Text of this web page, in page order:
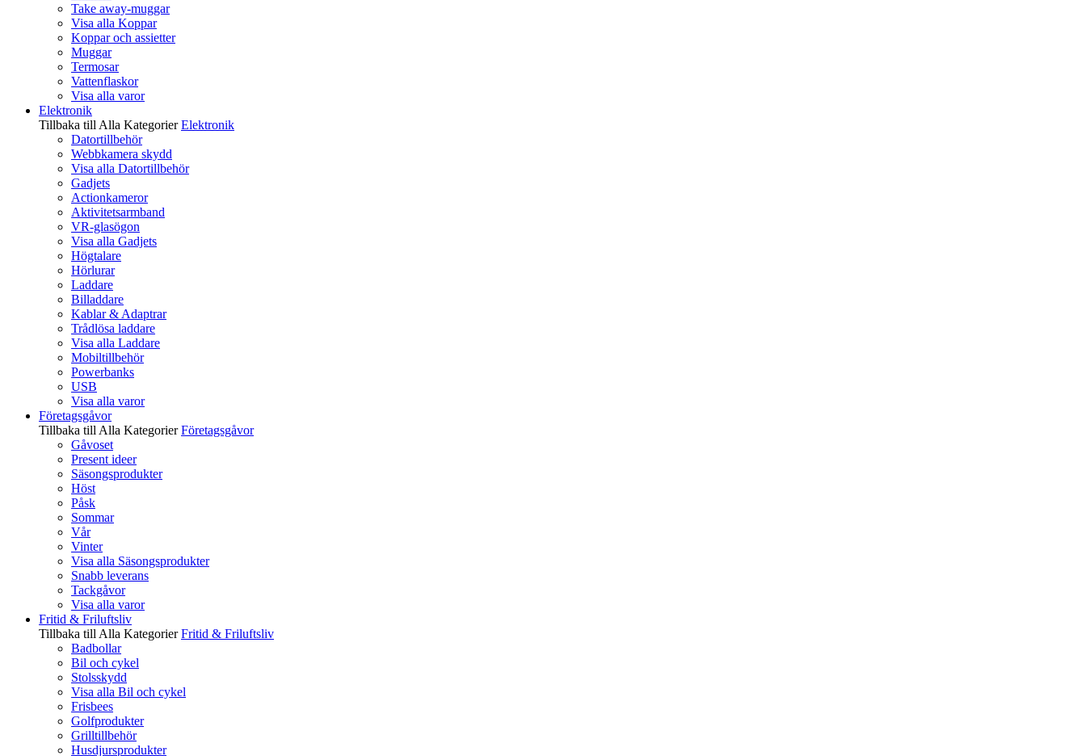
Take away-muggar
Visa alla Koppar
Koppar och assietter
Muggar
Termosar
Vattenflaskor
Visa alla varor
Elektronik
Tillbaka till Alla Kategorier Elektronik
Datortillbehör
Webbkamera skydd
Visa alla Datortillbehör
Gadjets
Actionkameror
Aktivitetsarmband
VR-glasögon
Visa alla Gadjets
Högtalare
Hörlurar
Laddare
Billaddare
Kablar & Adaptrar
Trådlösa laddare
Visa alla Laddare
Mobiltillbehör
Powerbanks
USB
Visa alla varor
Företagsgåvor
Tillbaka till Alla Kategorier Företagsgåvor
Gåvoset
Present ideer
Säsongsprodukter
Höst
Påsk
Sommar
Vår
Vinter
Visa alla Säsongsprodukter
Snabb leverans
Tackgåvor
Visa alla varor
Fritid & Friluftsliv
Tillbaka till Alla Kategorier Fritid & Friluftsliv
Badbollar
Bil och cykel
Stolsskydd
Visa alla Bil och cykel
Frisbees
Golfprodukter
Grilltillbehör
Husdjursprodukter